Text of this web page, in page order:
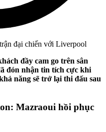
đầy cam go trên sân
đón nhận tin tích cực khi
năng sẽ trở lại thi đấu sau
Mazraoui hồi phục